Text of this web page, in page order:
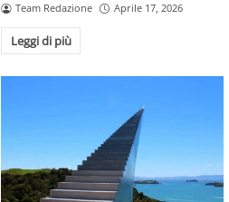
Team Redazione Aprile 17, 2026
Leggi di più